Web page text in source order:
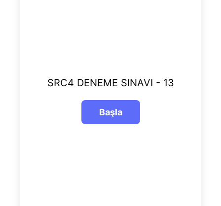
SRC4 DENEME SINAVI - 13